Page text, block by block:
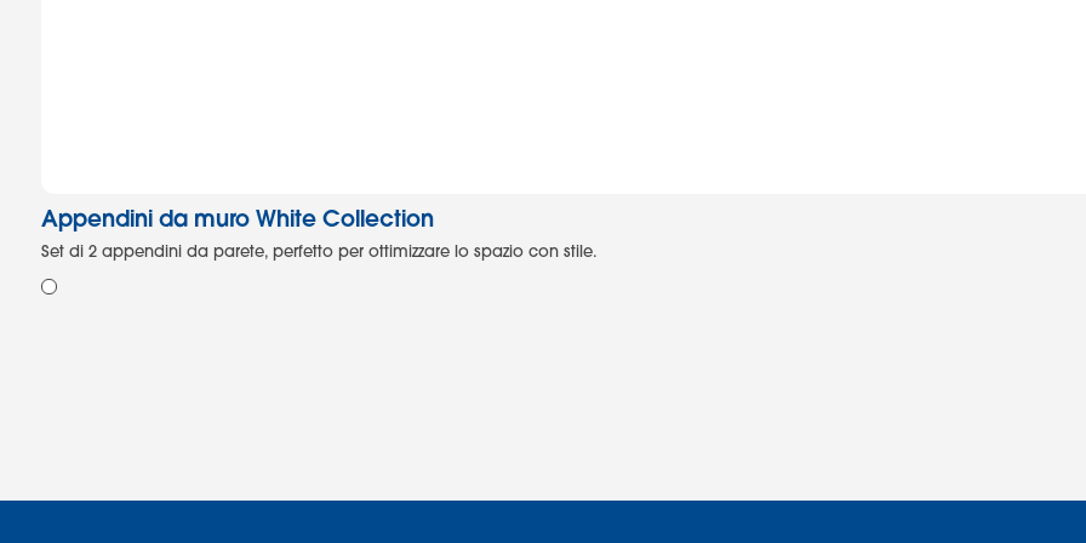
Appendini da muro White Collection
Set di 2 appendini da parete, perfetto per ottimizzare lo spazio con stile.